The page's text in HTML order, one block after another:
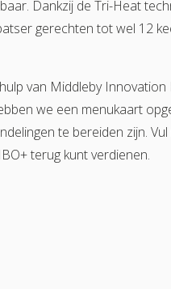
Dankzij de Tri-Heat
gerechten tot wel 12
van Middleby
we een menukaart
te bereiden zijn.
terug kunt verdienen.